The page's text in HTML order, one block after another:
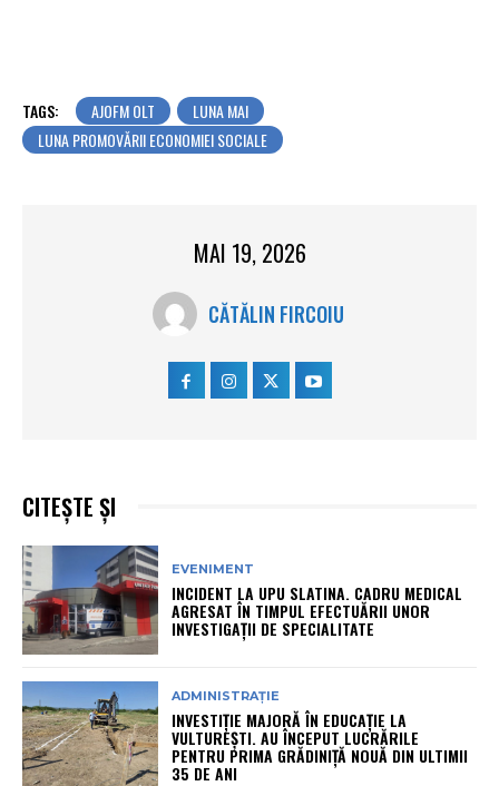
TAGS: AJOFM OLT
LUNA MAI
LUNA PROMOVĂRII ECONOMIEI SOCIALE
MAI 19, 2026
CĂTĂLIN FIRCOIU
CITEȘTE ȘI
EVENIMENT
INCIDENT LA UPU SLATINA. CADRU MEDICAL
AGRESAT ÎN TIMPUL EFECTUĂRII UNOR
INVESTIGAȚII DE SPECIALITATE
ADMINISTRAȚIE
INVESTIȚIE MAJORĂ ÎN EDUCAȚIE LA
VULTUREȘTI. AU ÎNCEPUT LUCRĂRILE
PENTRU PRIMA GRĂDINIȚĂ NOUĂ DIN ULTIMII
35 DE ANI